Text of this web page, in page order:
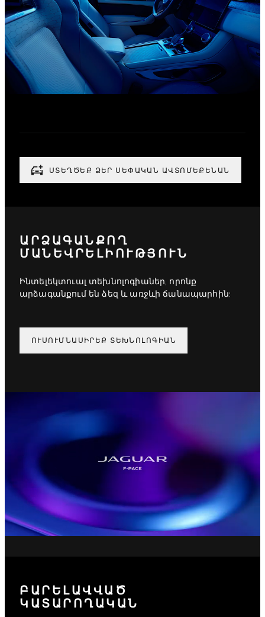
ՍՏԵՂԾԵՔ ՁԵՐ ՍԵՓԱԿԱՆ ԱՎՏՈՄԵՔԵՆԱՆ
ԱՐՁԱԳԱՆՔՈՂ
ՄԱՆԵՎՐԵԼԻՈՒԹՅՈՒՆ
Ինտելեկտուալ տեխնոլոգիաներ, որոնք
արձագանքում են ձեզ և առջևի ճանապարհին:
ՈՒՍՈՒՄՆԱՍԻՐԵՔ ՏԵԽՆՈԼՈԳԻԱՆ
ԲԱՐԵԼԱՎՎԱԾ
ԿԱՏԱՐՈՂԱԿԱՆ